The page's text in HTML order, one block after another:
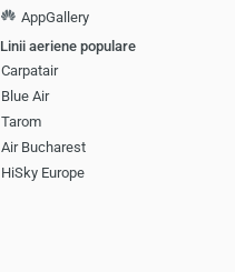
AppGallery
Linii aeriene populare
Carpatair
Blue Air
Tarom
Air Bucharest
HiSky Europe